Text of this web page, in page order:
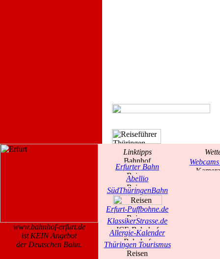
www.bahnhof-erfurt.de
ist KEIN Angebot
der Deutschen Bahn.
Linktipps
Erfurter Bahn
Abellio
SüdThüringenBahn
Erfurt-Puffbohne.de
KlassikerStrasse.de
Allergie-Kalender
Thüringen Tourismus